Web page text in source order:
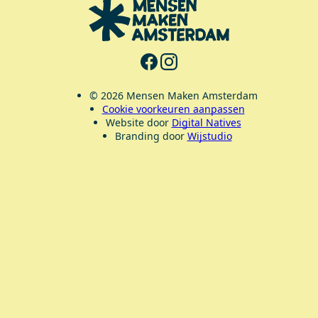
© 2026 Mensen Maken Amsterdam
Cookie voorkeuren aanpassen
Website door Digital Natives
Branding door Wijstudio